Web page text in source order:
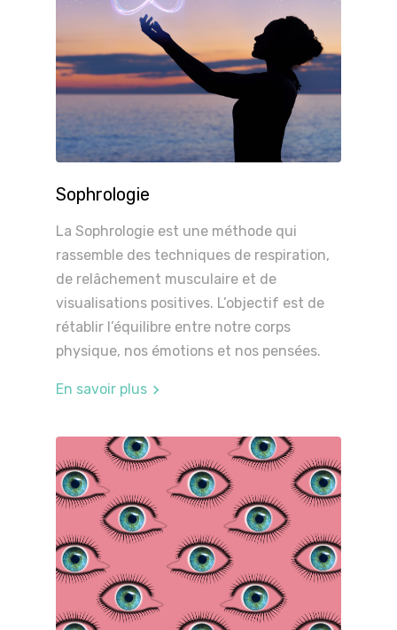
Sophrologie
La Sophrologie est une méthode qui
rassemble des techniques de respiration,
de relâchement musculaire et de
visualisations positives. L’objectif est de
rétablir l’équilibre entre notre corps
physique, nos émotions et nos pensées.
En savoir plus